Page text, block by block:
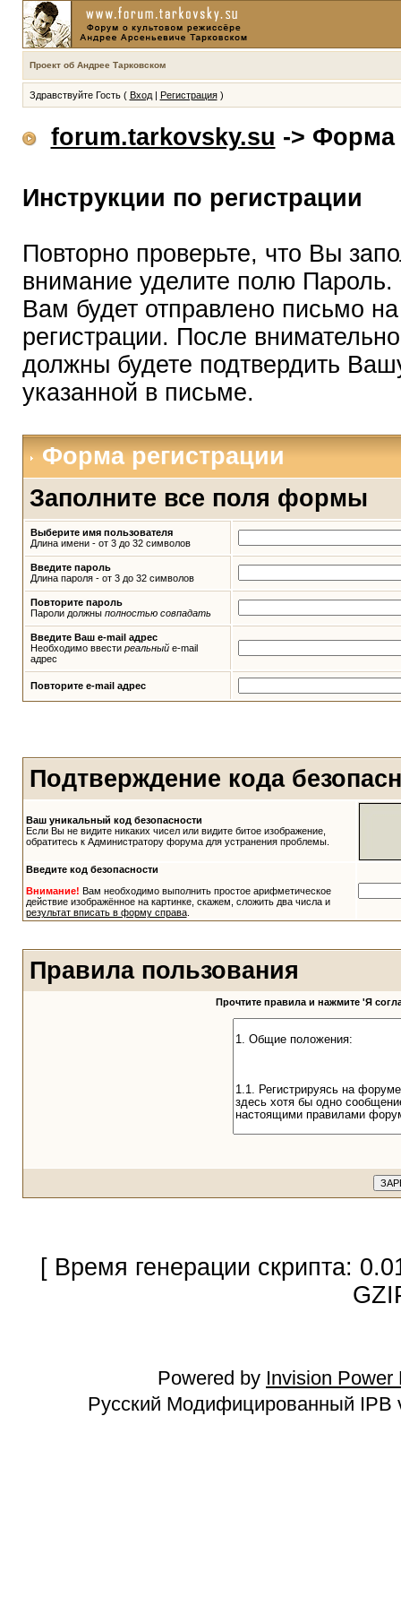
Проект об Андрее Тарковском
Здравствуйте Гость ( Вход| Регистрация)
forum.tarkovsky.su -> Форма
Инструкции по регистрации
Повторно проверьте, что Вы
внимание уделите полю Пароль.
Вам будет отправлено письмо
регистрации. После
должны будете подтвердить
указанной в письме.
Форма регистрации
Заполните все поля формы
Выберите имя пользователя
Длина имени - от 3 до 32 символов
Введите пароль
Длина пароля - от 3 до 32 символов
Повторите пароль
Пароли должны полностью совпадать
Введите Ваш e-mail адрес
Необходимо ввести реальныйe-mail
адрес
Повторите e-mail адрес
Подтверждение кода
Ваш уникальный код безопасности
Если Вы не видите никаких чисел или видите битое изображение,
обратитесь к Администратору форума для устранения проблемы.
Введите код безопасности
Внимание! Вам необходимо выполнить простое арифметическое
действие изображённое на картинке, скажем, сложить два числа и
результат вписать в форму справа.
Правила пользования
Прочтите правила и нажмите 'Я
[ Время генерации скрипта:
Powered by Invision Power
Русский Модифицированный IPB